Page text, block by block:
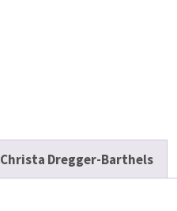
Christa Dregger-Barthels